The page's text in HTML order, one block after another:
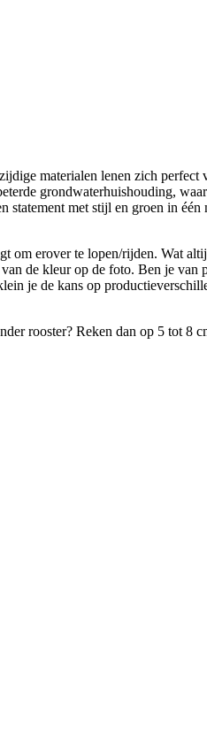
materialen lenen zich perfect
grondwaterhuishouding,
met stijl en groen in
om erover te lopen/rijden. Wat
de kleur op de foto. Ben je van
je de kans op
rooster? Reken dan op 5 tot 8